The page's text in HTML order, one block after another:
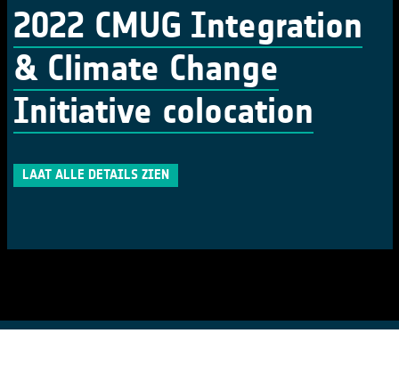
2022 CMUG Integration
& Climate Change
Initiative colocation
LAAT ALLE DETAILS ZIEN